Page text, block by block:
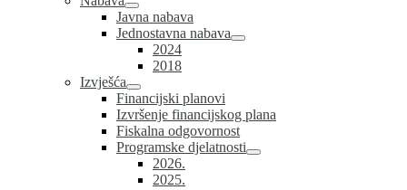
Javna nabava
Jednostavna nabava
2024
2018
Izvješća
Financijski planovi
Izvršenje financijskog plana
Fiskalna odgovornost
Programske djelatnosti
2026.
2025.